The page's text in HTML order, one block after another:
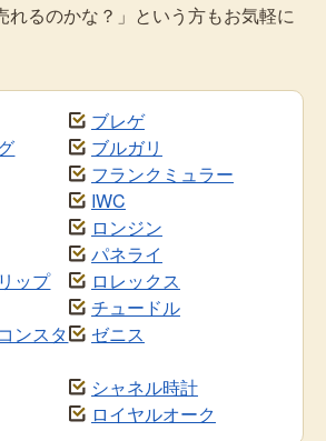
れるのかな？」という方もお気軽に
ブレゲ
ブルガリ
フランクミュラー
IWC
ロンジン
パネライ
ップ
ロレックス
チュードル
ンスタ
ゼニス
シャネル時計
ロイヤルオーク